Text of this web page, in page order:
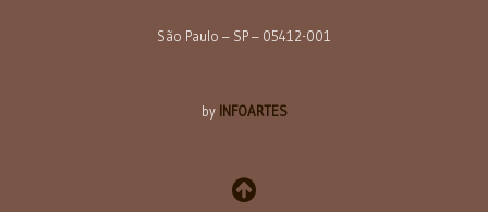
São Paulo – SP – 05412-001
by INFOARTES